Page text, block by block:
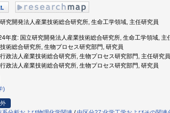
究開発法人産業技術総合研究所, 生命工学領域, 主任研究員
年度: 国立研究開発法人産業技術総合研究所, 生命工学領域, 主
術総合研究所, 生物プロセス研究部門, 研究員
政法人産業技術総合研究所, 生物プロセス研究部門, 主任研究員
政法人産業技術総合研究所, 生物プロセス研究部門, 研究員
)